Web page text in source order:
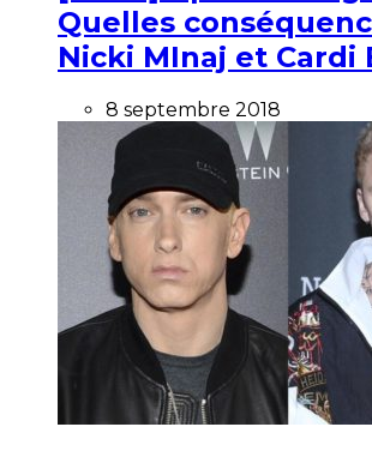
Quelles
Nicki MInaj et Cardi
8 septembre 2018